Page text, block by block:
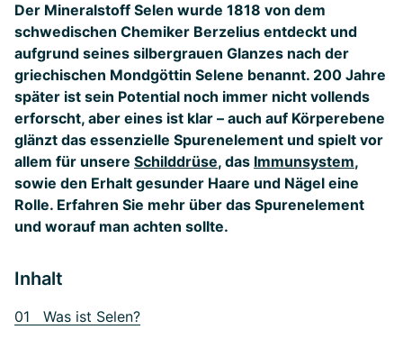
Der Mineralstoff Selen wurde 1818 von dem
schwedischen Chemiker Berzelius entdeckt und
aufgrund seines silbergrauen Glanzes nach der
griechischen Mondgöttin Selene benannt. 200 Jahre
später ist sein Potential noch immer nicht vollends
erforscht, aber eines ist klar – auch auf Körperebene
glänzt das essenzielle Spurenelement und spielt vor
allem für unsere Schilddrüse, das Immunsystem,
sowie den Erhalt gesunder Haare und Nägel eine
Rolle. Erfahren Sie mehr über das Spurenelement
und worauf man achten sollte.
Inhalt
01 Was ist Selen?